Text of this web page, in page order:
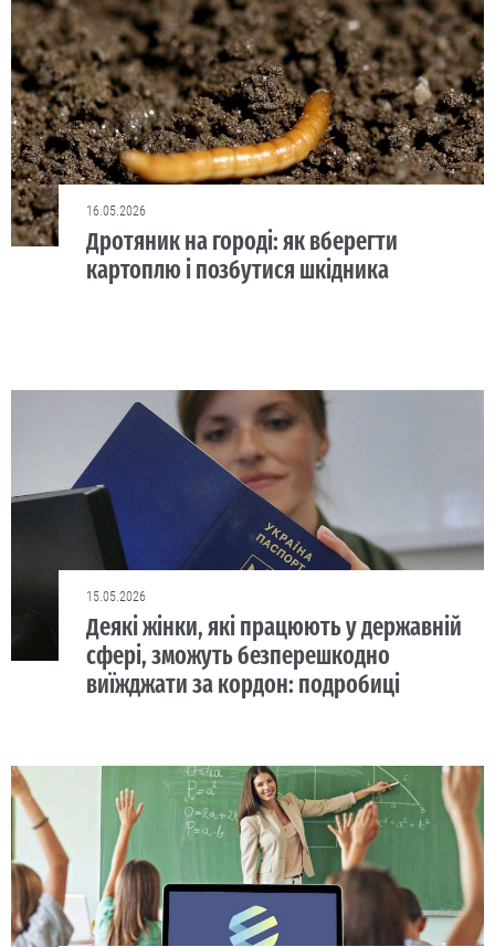
16.05.2026
Дротяник на городі: як вберегти
картоплю і позбутися шкідника
15.05.2026
Деякі жінки, які працюють у державній
сфері, зможуть безперешкодно
виїжджати за кордон: подробиці